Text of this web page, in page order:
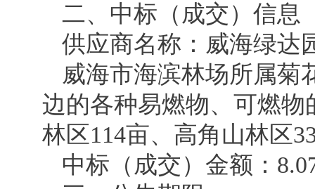
二、中标（成交）信息
供应商名称：威海绿达
威海市海滨林场所属菊
边的各种易燃物、可燃物
林区114亩、高角山林区
中标（成交）金额：